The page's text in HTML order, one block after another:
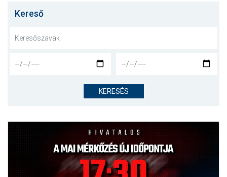
JEGYÉRTÉKESÍTÉS
NYITÓLAP
CSAPATOK
KLUB
GALÉRIA
Kereső
KERESÉS